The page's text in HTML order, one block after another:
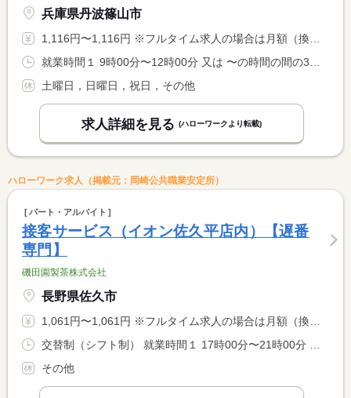
兵庫県丹波篠山市
1,116円〜1,116円 ※フルタイム求人の場合は月額（換算額）、パート求人の場合は時間額を表示しています。
土曜日，日曜日，祝日，その他
求人詳細を見る (ハローワークより転載)
ハローワーク求人（掲載元：岡崎公共職業安定所）
パート・アルバイト
接客サービス（イオン佐久平店内）【遅番
専門】
磯田園製茶株式会社
長野県佐久市
1,061円〜1,061円 ※フルタイム求人の場合は月額（換算額）、パート求人の場合は時間額を表示しています。
その他